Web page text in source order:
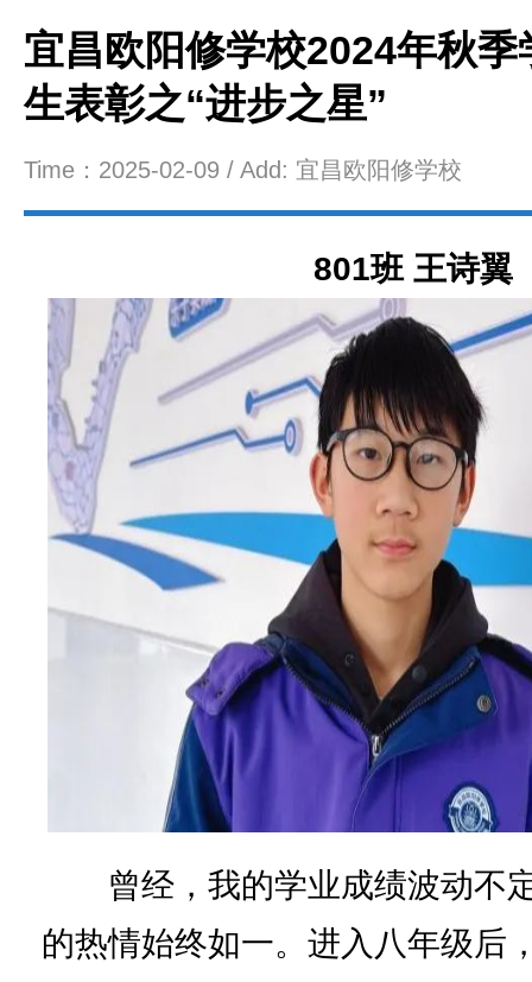
宜昌欧阳修学校2024年秋季
生表彰之“进步之星”
Time：2025-02-09 / Add: 宜昌欧阳修学校
801班 王诗翼
曾经，我的学业成绩波动不
的热情始终如一。进入八年级后